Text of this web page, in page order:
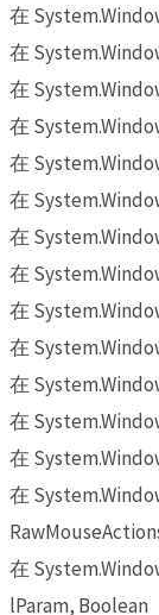
在
在
在
在
在
在
在
在
在
在
在
在
在
在
在
lParam, Boolean